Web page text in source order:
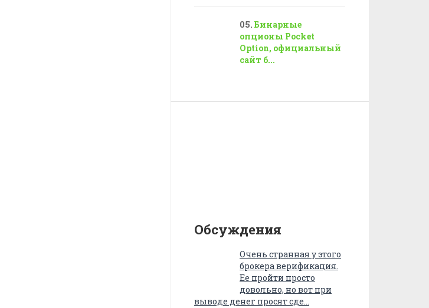
Бинарные
опционы Pocket
Option, официальный
сайт б...
Обсуждения
Очень странная у этого
брокера верификация.
Ее пройти просто
довольно, но вот при
выводе денег просят сде…